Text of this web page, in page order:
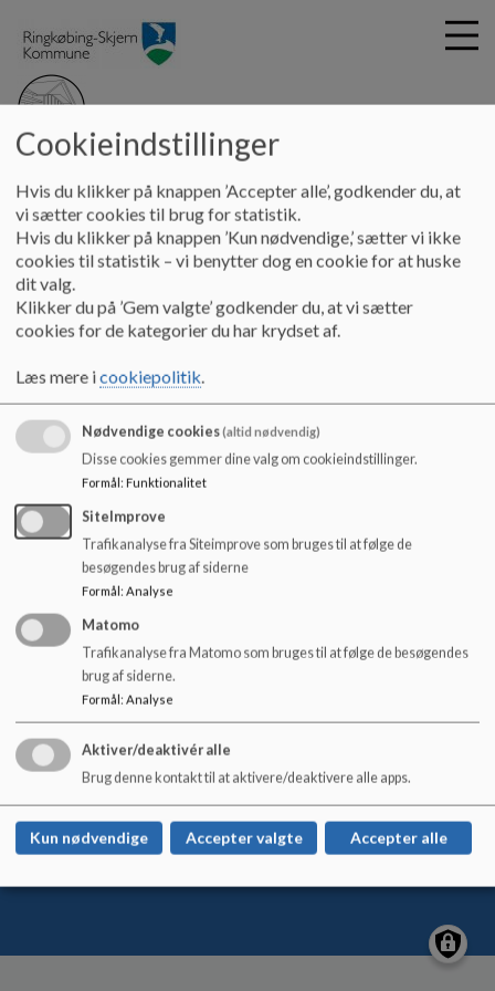
i
Helheden Lem
Lem Skole Om skolen Børne- og familiepolitik
Børne- og familiepolitik
Link til kommunens børne- og familiepolitik:
https://www.rksk.dk/om-kommunen/politikker-og-
Lem Stationsskole
Skolegade 34, 6940 Lem St.
lem-stationsskole@rksk.dk
+45 99 74 18 00
EAN NR. 5798004734995
Tilgængelighedserklæring
Sitemap
Cookieindstillinger
Hvis du klikker på knappen ’Accepter alle’, godkender du, at
vi sætter cookies til brug for statistik.
Hvis du klikker på knappen ’Kun nødvendige,’ sætter vi ikke
cookies til statistik – vi benytter dog en cookie for at huske
dit valg.
Klikker du på ’Gem valgte’ godkender du, at vi sætter
cookies for de kategorier du har krydset af.
Læs mere icookiepolitik.
Nødvendige cookies(altid nødvendig)
Disse cookies gemmer dine valg om cookieindstillinger.
Formål: Funktionalitet
SiteImprove
Trafikanalyse fra Siteimprove som bruges til at følge de
besøgendes brug af siderne
Formål: Analyse
Matomo
Trafikanalyse fra Matomo som bruges til at følge de besøgendes
brug af siderne.
Formål: Analyse
Aktiver/deaktivér alle
Brug denne kontakt til at aktivere/deaktivere alle apps.
Kun nødvendige Accepter valgte Accepter alle